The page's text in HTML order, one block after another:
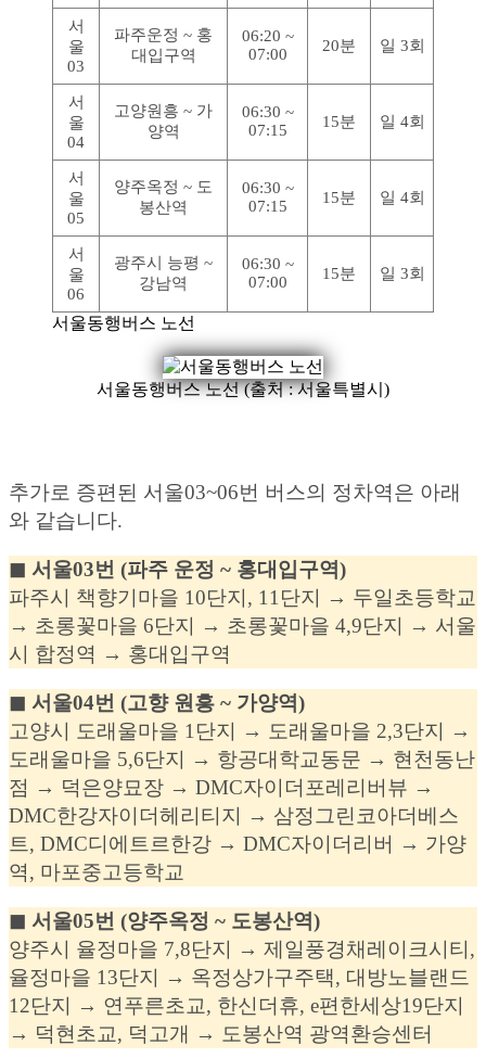
서
울
03
파주운정 ~ 홍
대입구역
06:20 ~
07:00
20분 일 3회
서
울
04
고양원흥 ~ 가
양역
06:30 ~
07:15
15분 일 4회
서
울
05
양주옥정 ~ 도
봉산역
06:30 ~
07:15
15분 일 4회
서
울
06
광주시 능평 ~
강남역
06:30 ~
07:00
15분 일 3회
서울동행버스 노선
서울동행버스 노선 (출처 : 서울특별시)
추가로 증편된 서울03~06번 버스의 정차역은 아래
와 같습니다.
◼︎ 서울03번 (파주 운정 ~ 홍대입구역)
파주시 책향기마을 10단지, 11단지 → 두일초등학교
→ 초롱꽃마을 6단지 → 초롱꽃마을 4,9단지 → 서울
시 합정역 → 홍대입구역
◼︎ 서울04번 (고향 원흥 ~ 가양역)
고양시 도래울마을 1단지 → 도래울마을 2,3단지 →
도래울마을 5,6단지 → 항공대학교동문 → 현천동난
점 → 덕은양묘장 → DMC자이더포레리버뷰 →
DMC한강자이더헤리티지 → 삼정그린코아더베스
트, DMC디에트르한강 → DMC자이더리버 → 가양
역, 마포중고등학교
◼︎ 서울05번 (양주옥정 ~ 도봉산역)
양주시 율정마을 7,8단지 → 제일풍경채레이크시티,
율정마을 13단지 → 옥정상가구주택, 대방노블랜드
12단지 → 연푸른초교, 한신더휴, e편한세상19단지
→ 덕현초교, 덕고개 → 도봉산역 광역환승센터